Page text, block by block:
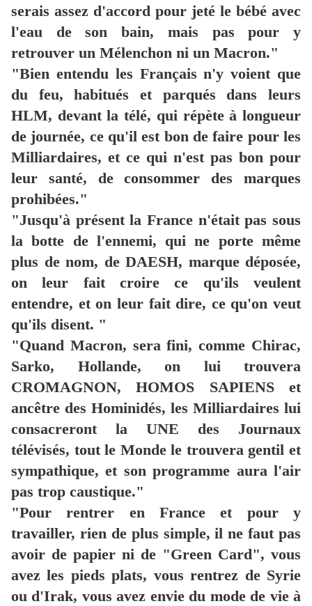
serais assez d'accord pour jeté le bébé avec
l'eau de son bain, mais pas pour y
retrouver un Mélenchon ni un Macron."
"Bien entendu les Français n'y voient que
du feu, habitués et parqués dans leurs
HLM, devant la télé, qui répète à longueur
de journée, ce qu'il est bon de faire pour les
Milliardaires, et ce qui n'est pas bon pour
leur santé, de consommer des marques
prohibées."
"Jusqu'à présent la France n'était pas sous
la botte de l'ennemi, qui ne porte même
plus de nom, de DAESH, marque déposée,
on leur fait croire ce qu'ils veulent
entendre, et on leur fait dire, ce qu'on veut
qu'ils disent. "
"Quand Macron, sera fini, comme Chirac,
Sarko, Hollande, on lui trouvera
CROMAGNON, HOMOS SAPIENS et
ancêtre des Hominidés, les Milliardaires lui
consacreront la UNE des Journaux
télévisés, tout le Monde le trouvera gentil et
sympathique, et son programme aura l'air
pas trop caustique."
"Pour rentrer en France et pour y
travailler, rien de plus simple, il ne faut pas
avoir de papier ni de "Green Card", vous
avez les pieds plats, vous rentrez de Syrie
ou d'Irak, vous avez envie du mode de vie à